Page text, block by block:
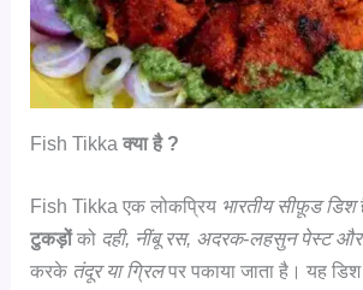
Fish Tikkaक्या है ?
Fish Tikka एक लोकप्रिय भारतीय सीफ़ूड डिश
टुकड़ोंको दही, नींबू रस, अदरक-लहसुन पेस्ट और
करके तंदूर या ग्रिलपर पकाया जाता है। यह